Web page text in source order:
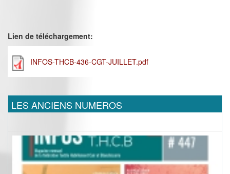
Lien de téléchargement:
INFOS-THCB-436-CGT-JUILLET.pdf
LES ANCIENS NUMEROS